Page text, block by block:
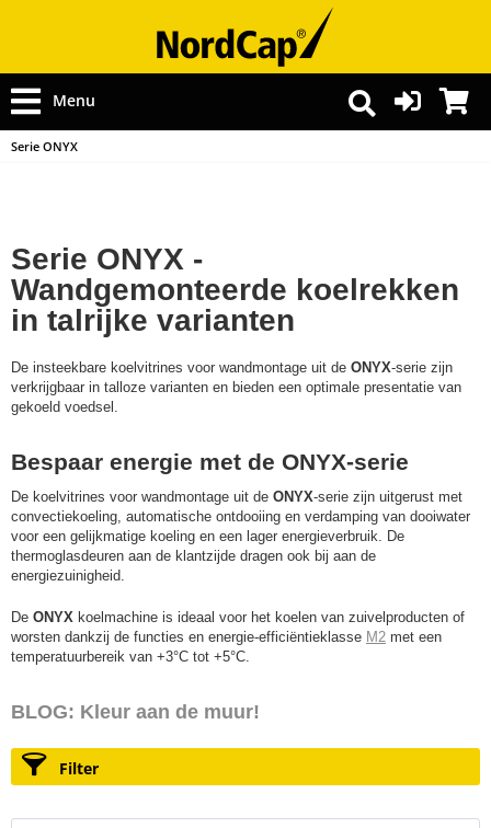
Menu
Serie ONYX
Serie ONYX -
Wandgemonteerde koelrekken
in talrijke varianten
De insteekbare koelvitrines voor wandmontage uit de ONYX-serie zijn
verkrijgbaar in talloze varianten en bieden een optimale presentatie van
gekoeld voedsel.
Bespaar energie met de ONYX-serie
De koelvitrines voor wandmontage uit de ONYX-serie zijn uitgerust met
convectiekoeling, automatische ontdooiing en verdamping van dooiwater
voor een gelijkmatige koeling en een lager energieverbruik. De
thermoglasdeuren aan de klantzijde dragen ook bij aan de
energiezuinigheid.
De ONYX koelmachine is ideaal voor het koelen van zuivelproducten of
worsten dankzij de functies en energie-efficiëntieklasse M2 met een
temperatuurbereik van +3°C tot +5°C.
BLOG: Kleur aan de muur!
Filter